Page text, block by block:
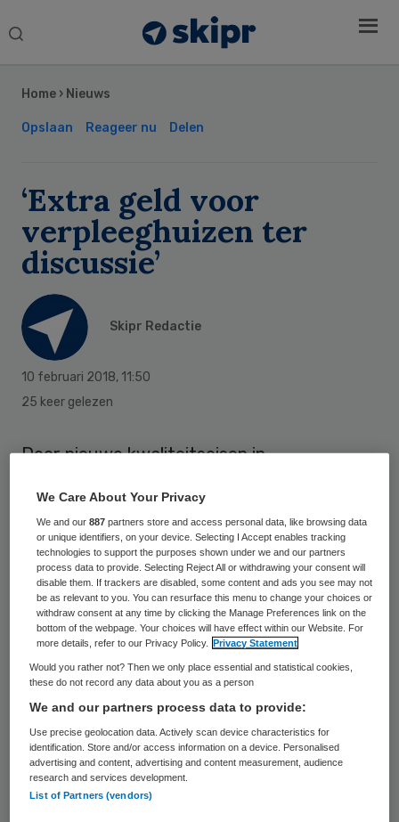
Search
Home › Nieuws
Opslaan Reageer nu Delen
‘Extra geld voor
verpleeghuizen ter
discussie’
Skipr Redactie
10 februari 2018, 11:50
25 keer gelezen
Door nieuwe kwaliteitseisen in
de 2,1 miljard euro aan investeringen
teruggedraaid. Dat komt door nieuwe
normen voor de personeelsbezetting die
eind dit jaar moeten gaan gelden.
Uit documenten die de Volkskrant kreeg
door een beroep te doen op de Wet
openbaarheid van bestuur (Wob) blijkt dat
de Nederlandse Zorgautoriteit (NZa) en
ambtenaren van het ministerie
van Volksgezondheid dit niet hebben zien
aankomen.
Sidebar
We Care About Your Privacy
We and our887 partners store and access personal data, like browsing data
or unique identifiers, on your device. Selecting I Accept enables tracking
technologies to support the purposes shown under we and our partners
process data to provide. Selecting Reject All or withdrawing your consent will
disable them. If trackers are disabled, some content and ads you see may not
be as relevant to you. You can resurface this menu to change your choices or
withdraw consent at any time by clicking the Manage Preferences link on the
bottom of the webpage. Your choices will have effect within our Website. For
more details, refer to our Privacy Policy.
Privacy Statement
Would you rather not? Then we only place essential and statistical cookies,
these do not record any data about you as a person
We and our partners process data to provide:
Use precise geolocation data. Actively scan device characteristics for
identification. Store and/or access information on a device. Personalised
advertising and content, advertising and content measurement, audience
research and services development.
List of Partners (vendors)